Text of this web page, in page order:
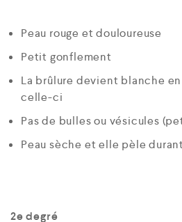
Peau rouge et douloureuse
Petit gonflement
La brûlure devient blanche
celle-ci
Pas de bulles ou vésicules
Peau sèche et elle pèle
2e degré